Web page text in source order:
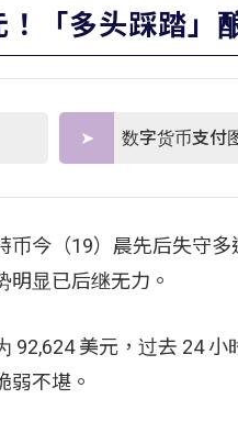
「多头踩踏」
数字货币支付
今（19）晨先后失守
明显已后继无力。
92,624 美元，过去 24
弱不堪。